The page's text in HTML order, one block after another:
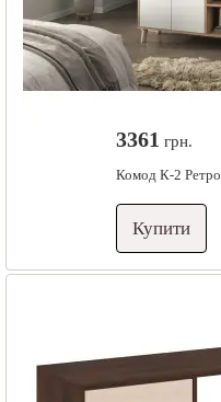
3361 грн.
Комод К-2 Ретро
Купити